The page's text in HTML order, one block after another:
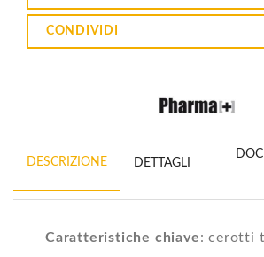
CONDIVIDI
DESCRIZIONE DETTAGLI
Caratteristiche chiave: cerotti